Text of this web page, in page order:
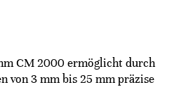
CM 2000 ermöglicht durch
von 3 mm bis 25 mm präzise